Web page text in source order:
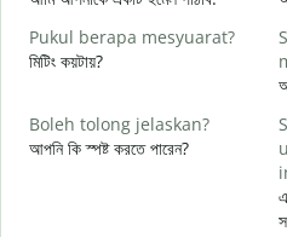
Pukul berapa mesyuarat?
মিটিং কয়টায়?
Boleh tolong jelaskan?
আপনি কি স্পষ্ট করতে পারেন?